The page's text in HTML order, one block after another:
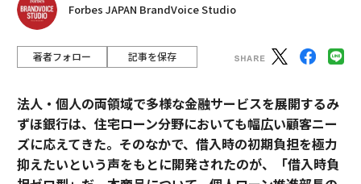
Forbes JAPAN BrandVoice Studio
著者フォロー 記事を保存
法人・個人の両領域で多様な金融サービスを展開するみ
ずほ銀行は、住宅ローン分野においても幅広い顧客ニー
ズに応えてきた。そのなかで、借入時の初期負担を極力
抑えたいという声をもとに開発されたのが、「借入時負